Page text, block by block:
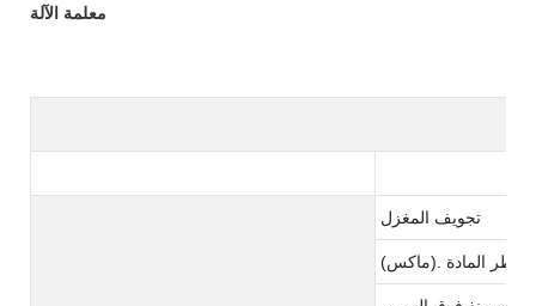
معلمة الآلة
تجويف المغزل